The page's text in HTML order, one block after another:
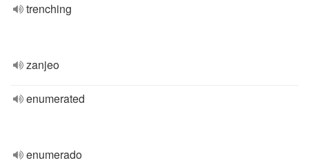
trenching
zanjeo
enumerated
enumerado